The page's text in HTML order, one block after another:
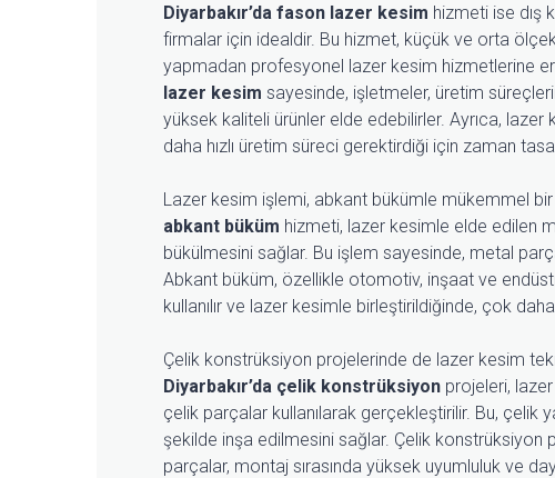
Diyarbakır’da fason lazer kesim hizmeti ise dış
firmalar için idealdir. Bu hizmet, küçük ve orta
yapmadan profesyonel lazer kesim hizmetlerine
lazer kesim sayesinde, işletmeler, üretim
yüksek kaliteli ürünler elde edebilirler. Ayrıca, lazer
daha hızlı üretim süreci gerektirdiği için zaman
Lazer kesim işlemi, abkant bükümle mükemmel bir
abkant büküm hizmeti, lazer kesimle elde edilen
bükülmesini sağlar. Bu işlem sayesinde, metal
Abkant büküm, özellikle otomotiv, inşaat ve
kullanılır ve lazer kesimle birleştirildiğinde, çok
Çelik konstrüksiyon projelerinde de lazer kesim
Diyarbakır’da çelik konstrüksiyon projeleri,
çelik parçalar kullanılarak gerçekleştirilir. Bu, çelik
şekilde inşa edilmesini sağlar. Çelik konstrüksiyon
parçalar, montaj sırasında yüksek uyumluluk ve